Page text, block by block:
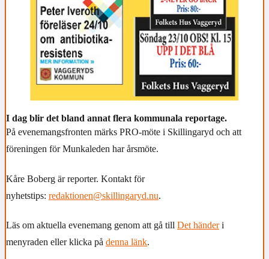
I dag blir det bland annat flera kommunala reportage.
På evenemangsfronten märks PRO-möte i Skillingaryd och att
föreningen för Munkaleden har årsmöte.
Kåre Boberg är reporter. Kontakt för
nyhetstips: redaktionen@skillingaryd.nu.
Läs om aktuella evenemang genom att gå till Det händeri
menyraden eller klicka på denna länk.